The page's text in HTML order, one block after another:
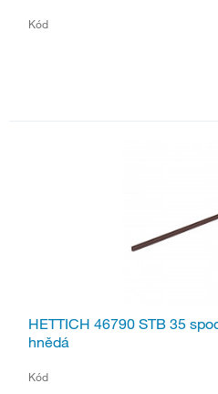
Kód
HETTICH 46790 STB 35
hnědá
Kód